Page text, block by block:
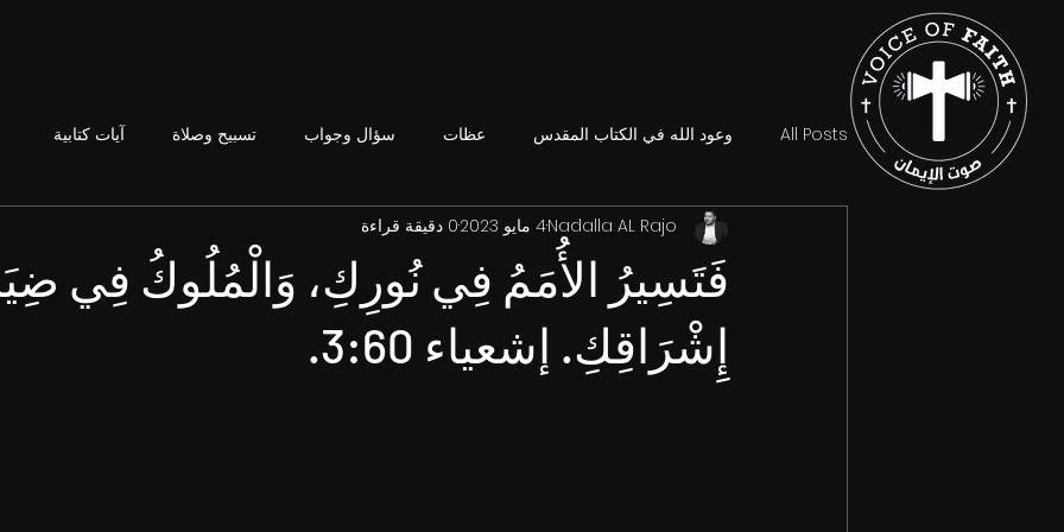
All Posts وعود الله في الكتاب المقدس عظات سؤال وجواب تسبيح وصلاة آيات كتابية
فَتَسِيرُ الأُمَمُ فِي نُورِكِ، وَالْمُلُوكُ فِي
إِشْرَاقِكِ. إشعياء 3:60.
Nadalla AL Rajo4 مايو 2023 0 دقيقة قراءة